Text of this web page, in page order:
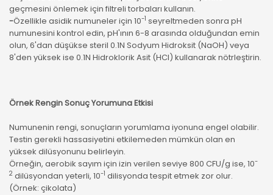
geçmesini önlemek için filtreli torbaları kullanın.
-Özellikle asidik numuneler için 10-1 seyreltmeden sonra pH
numunesini kontrol edin, pH'ının 6-8 arasında olduğundan emin
olun, 6'dan düşükse steril 0.1N Sodyum Hidroksit (NaOH) veya
8'den yüksek ise 0.1N Hidroklorik Asit (HCI) kullanarak nötrleştirin.
Örnek Rengin Sonuç Yorumuna Etkisi
Numunenin rengi, sonuçların yorumlama iyonuna engel olabilir.
Testin gerekli hassasiyetini etkilemeden mümkün olan en
yüksek dilüsyonunu belirleyin.
Örneğin, aerobik sayım için izin verilen seviye 800 CFU/g ise, 10-
2 dilüsyondan yeterli, 10-1 dilisyonda tespit etmek zor olur.
(Örnek: çikolata)